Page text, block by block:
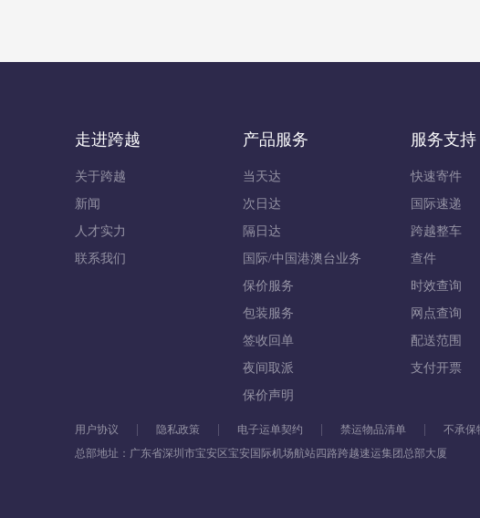
走进跨越
关于跨越
新闻
人才实力
联系我们
产品服务
当天达
次日达
隔日达
国际/中国港澳台业务
保价服务
包装服务
签收回单
夜间取派
保价声明
服务支持
快速寄件
国际速递
跨越整车
查件
时效查询
网点查询
配送范围
支付开票
用户协议 隐私政策 电子运单契约 禁运物品清单
不承保
总部地址：广东省深圳市宝安区宝安国际机场航站四路跨越速运集团总部大厦